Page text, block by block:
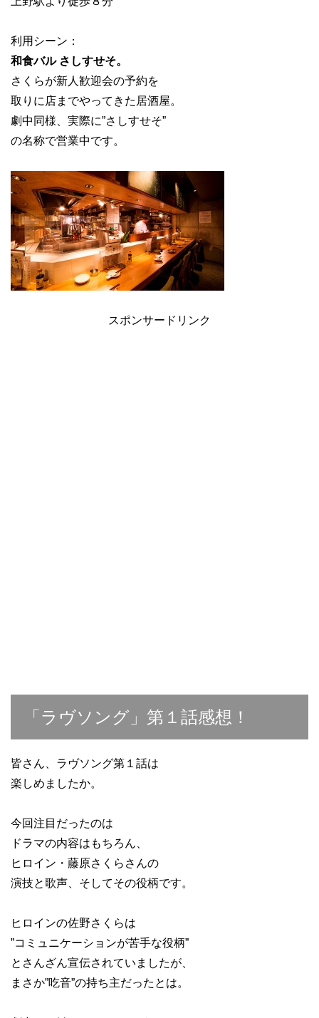
利用シーン：
和食バル さしすせそ。
さくらが新人歓迎会の予約を
取りに店までやってきた居酒屋。
劇中同様、実際に”さしすせそ”
の名称で営業中です。
スポンサードリンク
「ラヴソング」第１話感想！
皆さん、ラヴソング第１話は
楽しめましたか。
今回注目だったのは
ドラマの内容はもちろん、
ヒロイン・藤原さくらさんの
演技と歌声、そしてその役柄です。
ヒロインの佐野さくらは
”コミュニケーションが苦手な役柄”
とさんざん宣伝されていましたが、
まさか”吃音”の持ち主だったとは。